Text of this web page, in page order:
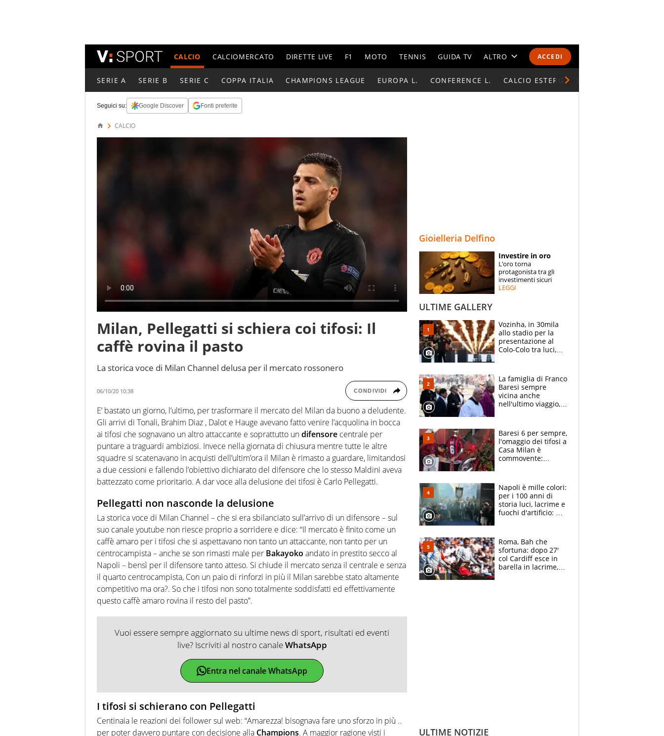
ACCEDI
CALCIO CALCIOMERCATO DIRETTE LIVE F1 MOTO TENNIS GUIDA TV ALTRO
CALENDARI E CLASSIFICHE
ESPERTI
CONTATTI
SERIE A SERIE B SERIE C COPPA ITALIA CHAMPIONS LEAGUE EUROPA L. CONFERENCE L. CALCIO ESTERO
Seguici su: Google Discover Fonti preferite
CALCIO
Milan, Pellegatti si schiera coi tifosi: Il
caffè rovina il pasto
La storica voce di Milan Channel delusa per il mercato rossonero
06/10/20 10:38 CONDIVIDI
E’ bastato un giorno, l’ultimo, per trasformare il mercato del Milan da buono a deludente.
Gli arrivi di Tonali, Brahim Diaz , Dalot e Hauge avevano fatto venire l’acquolina in bocca
ai tifosi che sognavano un altro attaccante e soprattutto undifensore centrale per
puntare a traguardi ambiziosi. Invece nella giornata di chiusura mentre tutte le altre
squadre si scatenavano in acquisti dell’ultim’ora il Milan è rimasto a guardare, limitandosi
a due cessioni e fallendo l’obiettivo dichiarato del difensore che lo stesso Maldini aveva
battezzato come prioritario. A dar voce alla delusione dei tifosi è Carlo Pellegatti.
Pellegatti non nasconde la delusione
La storica voce di Milan Channel – che si era sbilanciato sull’arrivo di un difensore – sul
suo canale youtube non riesce proprio a sorridere e dice: “Il mercato è finito come un
caffè amaro per i tifosi che si aspettavano non tanto un attaccante, non tanto per un
centrocampista – anche se son rimasti male per Bakayoko andato in prestito secco al
Napoli – bensì per il difensore tanto atteso. Si chiude il mercato senza il centrale e senza
il quarto centrocampista, Con un paio di rinforzi in più il Milan sarebbe stato altamente
competitivo ma ora?. So che i tifosi non sono totalmente soddisfatti ed effettivamente
questo caffè amaro rovina il resto del pasto”.
Vuoi essere sempre aggiornato su ultime news di sport, risultati ed eventi
live? Iscriviti al nostro canaleWhatsApp
Entra nel canale WhatsApp
I tifosi si schierano con Pellegatti
Centinaia le reazioni dei follower sul web: “Amarezza! bisognava fare uno sforzo in più ..
per poter davvero puntare con decisione alla Champions. A maggior ragione visti i
Gioielleria Delfino
Investire in oro
L’oro torna
protagonista tra gli
investimenti sicuri
LEGGI
ULTIME GALLERY
Vozinha, in 30mila
allo stadio per la
presentazione al
Colo-Colo tra luci,
La famiglia di Franco
Baresi sempre
vicina anche
nell'ultimo viaggio,
circondati
dall'affetto dei tifosi
Baresi 6 per sempre,
l'omaggio dei tifosi a
Casa Milan è
commovente:
bigliettini
Napoli è mille colori:
per i 100 anni di
storia luci, lacrime e
fuochi d'artificio: De
Roma, Bah che
sfortuna: dopo 27'
col Cardiff esce in
barella in lacrime,
ULTIME NOTIZIE